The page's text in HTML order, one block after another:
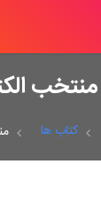
منتخب
کتاب ها